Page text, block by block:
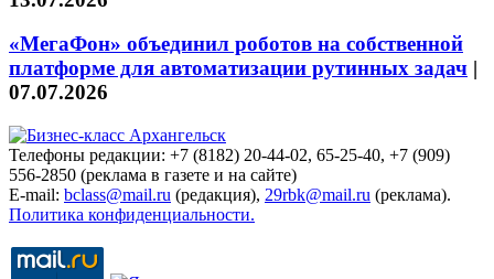
«МегаФон» объединил роботов на собственной
платформе для автоматизации рутинных задач |
07.07.2026
Телефоны редакции: +7 (8182) 20-44-02, 65-25-40, +7 (909)
556-2850 (реклама в газете и на сайте)
E-mail: bclass@mail.ru (редакция), 29rbk@mail.ru (реклама).
Политика конфиденциальности.